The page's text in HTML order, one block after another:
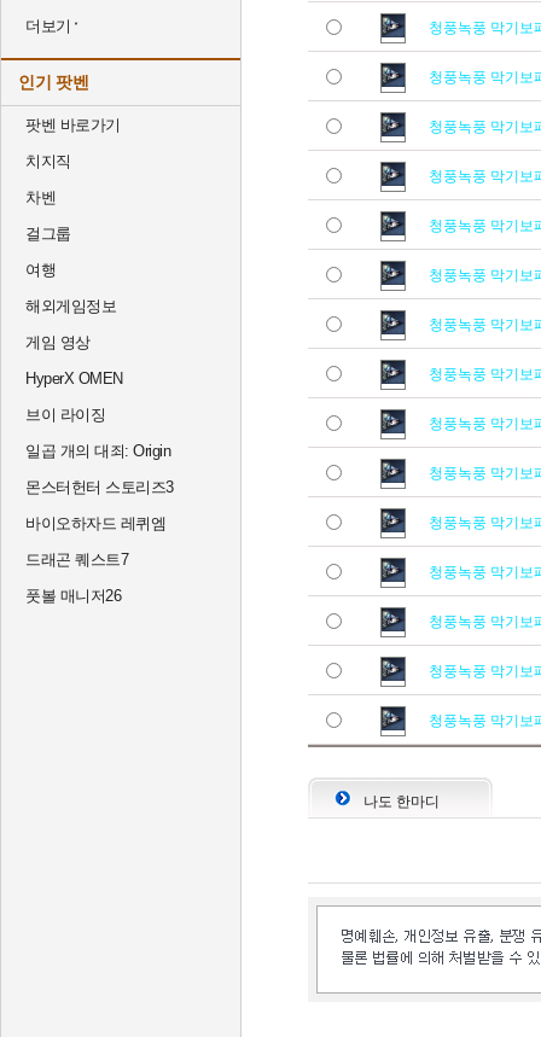
더보기
인기 팟벤
팟벤 바로가기
치지직
차벤
걸그룹
여행
해외게임정보
게임 영상
HyperX OMEN
브이 라이징
일곱 개의 대죄: Origin
몬스터헌터 스토리즈3
바이오하자드 레퀴엠
드래곤 퀘스트7
풋볼 매니저26
청풍녹풍 막기보
청풍녹풍 막기보
청풍녹풍 막기보
청풍녹풍 막기보
청풍녹풍 막기보
청풍녹풍 막기보
청풍녹풍 막기보
청풍녹풍 막기보
청풍녹풍 막기보
청풍녹풍 막기보
청풍녹풍 막기보
청풍녹풍 막기보
청풍녹풍 막기보
청풍녹풍 막기보
청풍녹풍 막기보
나도 한마디